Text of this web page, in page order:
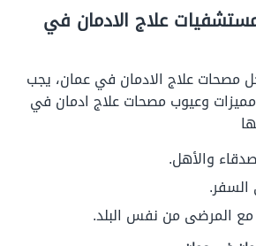
علاج الادمان في
مصحات علاج الادمان في عمان، يجب
مميزات وعيوب مصحات علاج ادمان في
والأهل.
السفر.
مع المرضى من نفس البلد.